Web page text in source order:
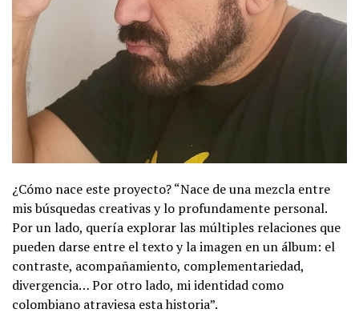
¿Cómo nace este proyecto? “Nace de una mezcla entre
mis búsquedas creativas y lo profundamente personal.
Por un lado, quería explorar las múltiples relaciones que
pueden darse entre el texto y la imagen en un álbum: el
contraste, acompañamiento, complementariedad,
divergencia… Por otro lado, mi identidad como
colombiano atraviesa esta historia”.